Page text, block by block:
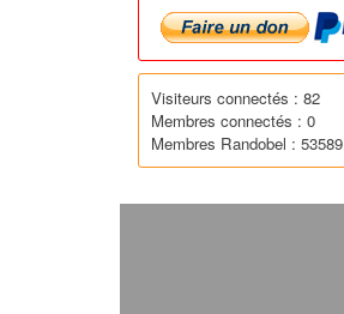
Visiteurs connectés : 82
Membres connectés : 0
Membres Randobel : 53589